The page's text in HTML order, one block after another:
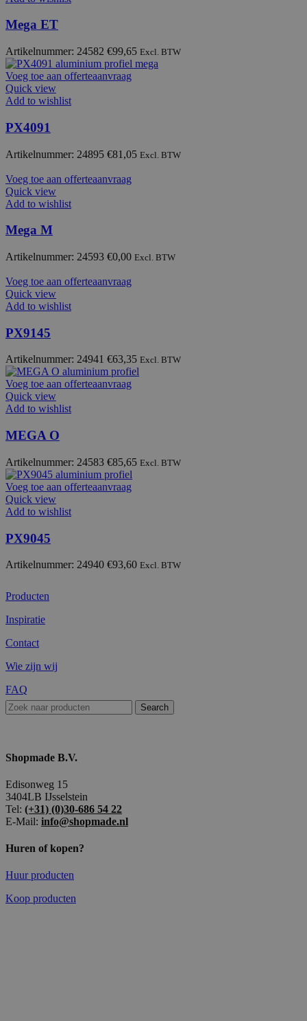
Mega ET
Artikelnummer: 24582 €99,65 Excl. BTW
Voeg toe aan offerteaanvraag
Quick view
Add to wishlist
PX4091
Artikelnummer: 24895 €81,05 Excl. BTW
Voeg toe aan offerteaanvraag
Quick view
Add to wishlist
Mega M
Artikelnummer: 24593 €0,00 Excl. BTW
Voeg toe aan offerteaanvraag
Quick view
Add to wishlist
PX9145
Artikelnummer: 24941 €63,35 Excl. BTW
Voeg toe aan offerteaanvraag
Quick view
Add to wishlist
MEGA O
Artikelnummer: 24583 €85,65 Excl. BTW
Voeg toe aan offerteaanvraag
Quick view
Add to wishlist
PX9045
Artikelnummer: 24940 €93,60 Excl. BTW
Producten
Inspiratie
Contact
Wie zijn wij
FAQ
Search
Shopmade B.V.
Edisonweg 15
3404LB IJsselstein
Tel: (+31) (0)30-686 54 22
E-Mail: info@shopmade.nl
Huren of kopen?
Huur producten
Koop producten